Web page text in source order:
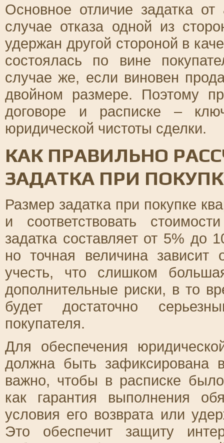
Основное отличие задатка
случае отказа одной из
удержан другой стороной в
состоялась по вине
случае же, если виновен
двойном размере. Поэтому
договоре и расписке –
юридической чистоты сделки.
КАК ПРАВИЛЬНО
ЗАДАТКА ПРИ
Размер задатка при покупке
и соответствовать
задатка составляет от 5% до
но точная величина зависит
учесть, что слишком
дополнительные риски, в то
будет достаточно
покупателя.
Для обеспечения
должна быть зафиксирована
важно, чтобы в расписке
как гарантия выполнения
условия его возврата или
Это обеспечит защиту